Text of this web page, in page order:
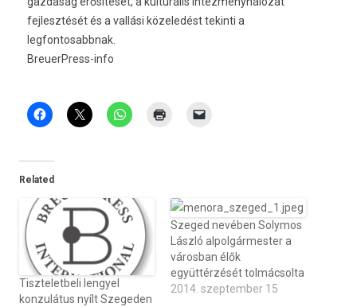
fejlesztését és a vallási közeledést tekinti a
legfontosabbnak.
BreuerPress-info
Related
Tiszteletbeli lengyel
konzulátus nyílt Szegeden
Szeged nevében Solymos
László alpolgármester a
városban élők
együttérzését tolmácsolta
2014. szeptember 15